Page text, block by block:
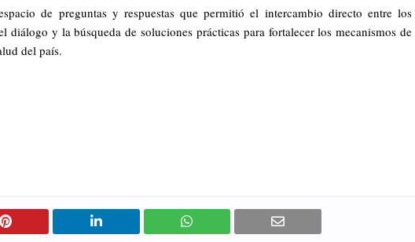
de preguntas y respuestas que permitió el intercambio directo entre los
diálogo y la búsqueda de soluciones prácticas para fortalecer los mecanismos de
del país.